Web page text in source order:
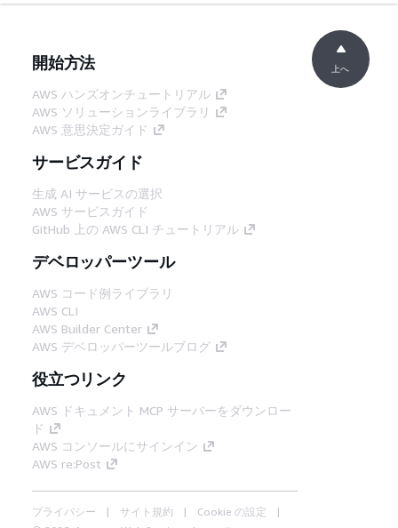
開始方法
AWS ハンズオンチュートリアル
AWS ソリューションライブラリ
AWS 意思決定ガイド
サービスガイド
生成 AI サービスの選択
AWS サービスガイド
GitHub 上の AWS CLI チュートリアル
デベロッパーツール
AWS コード例ライブラリ
AWS CLI
AWS Builder Center
AWS デベロッパーツールブログ
役立つリンク
AWS ドキュメント MCP サーバーをダウンロー
ド
AWS コンソールにサインイン
AWS re:Post
プライバシー サイト規約
Cookie の設定
上へ